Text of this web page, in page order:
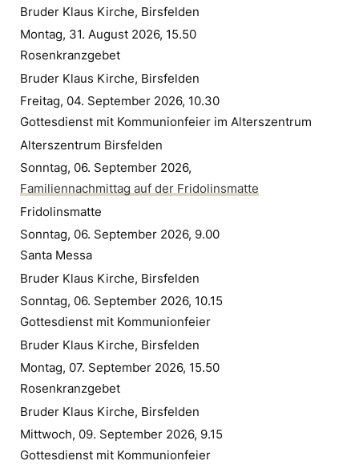
Bruder Klaus Kirche, Birsfelden
Montag, 31. August 2026, 15.50
Rosenkranzgebet
Bruder Klaus Kirche, Birsfelden
Freitag, 04. September 2026, 10.30
Gottesdienst mit Kommunionfeier im Alterszentrum
Alterszentrum Birsfelden
Sonntag, 06. September 2026,
Familiennachmittag auf der Fridolinsmatte
Fridolinsmatte
Sonntag, 06. September 2026, 9.00
Santa Messa
Bruder Klaus Kirche, Birsfelden
Sonntag, 06. September 2026, 10.15
Gottesdienst mit Kommunionfeier
Bruder Klaus Kirche, Birsfelden
Montag, 07. September 2026, 15.50
Rosenkranzgebet
Bruder Klaus Kirche, Birsfelden
Mittwoch, 09. September 2026, 9.15
Gottesdienst mit Kommunionfeier